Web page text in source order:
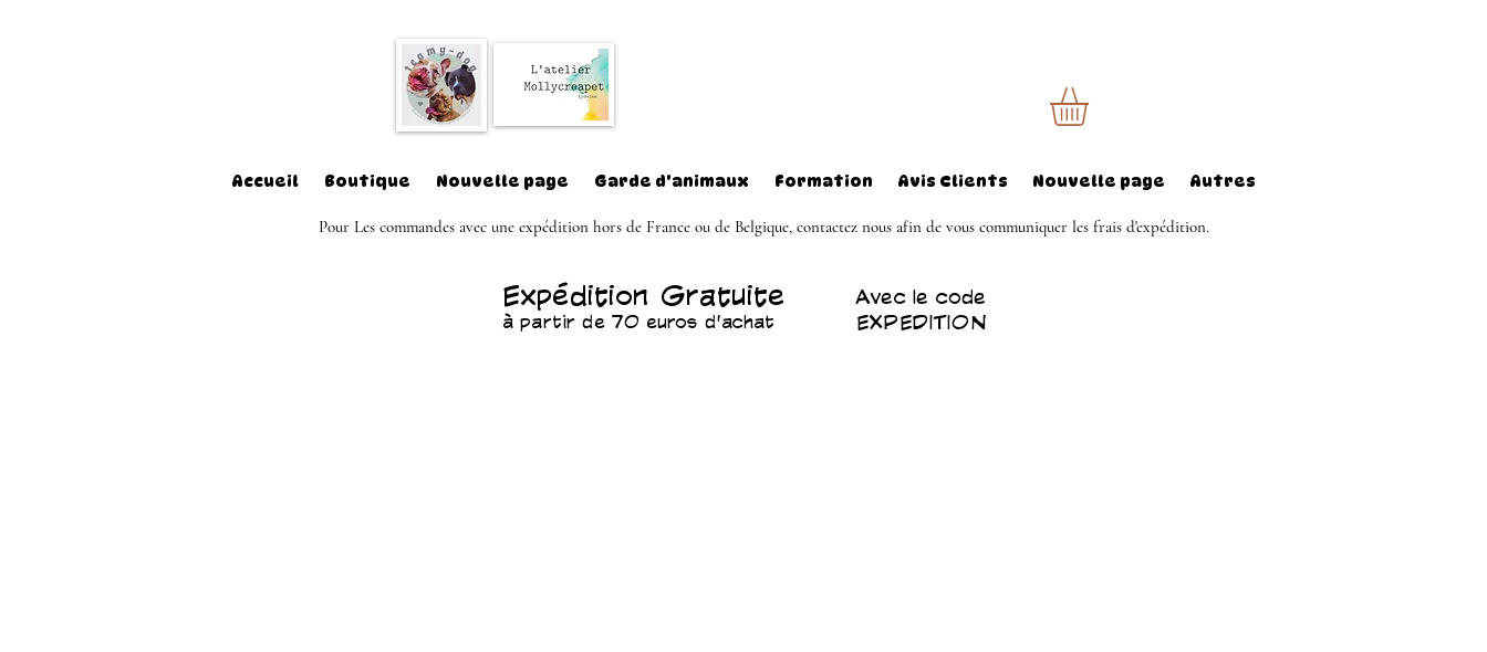
Accueil Boutique Nouvelle page Garde d'animaux Formation Avis Clients Nouvelle page Autres
Pour Les commandes avec une expédition hors de France ou de Belgique, contactez nous afin de vous communiquer les frais d'expédition.
Expédition Gratuite
à partir de 70 euros d'achat
Avec le code
EXPEDITION